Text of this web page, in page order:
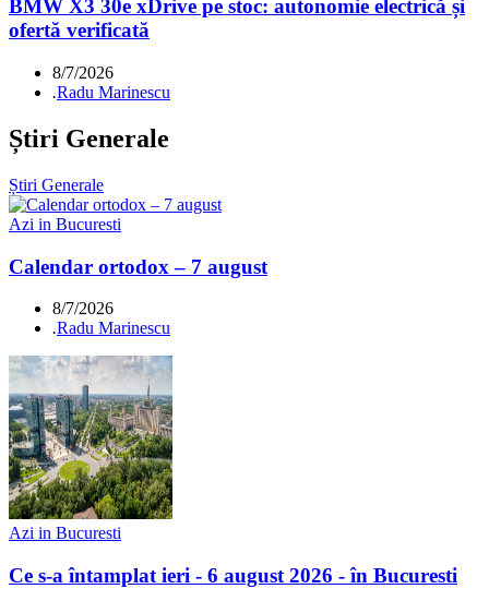
BMW X3 30e xDrive pe stoc: autonomie electrică și
ofertă verificată
8/7/2026
.Radu Marinescu
Știri Generale
Știri Generale
Azi in Bucuresti
Calendar ortodox – 7 august
8/7/2026
.Radu Marinescu
Azi in Bucuresti
Ce s-a întamplat ieri - 6 august 2026 - în Bucuresti